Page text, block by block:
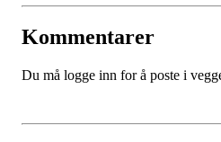
Kommentarer
Du må logge inn for å poste i